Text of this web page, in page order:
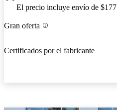
El precio incluye envío de $177
Gran oferta
Certificados por el fabricante